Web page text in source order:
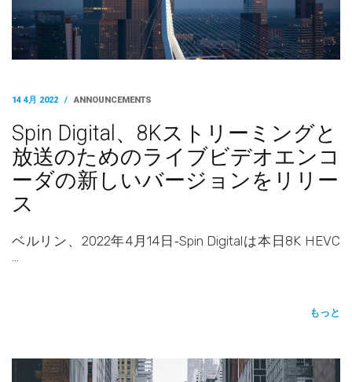
14 4月 2022 / ANNOUNCEMENTS
Spin Digital、8Kストリーミングと
放送のためのライブビデオエンコ
ーダの新しいバージョンをリリー
ス
ベルリン、2022年4月14日‐Spin Digitalは本日8K HEVC
…
もっと